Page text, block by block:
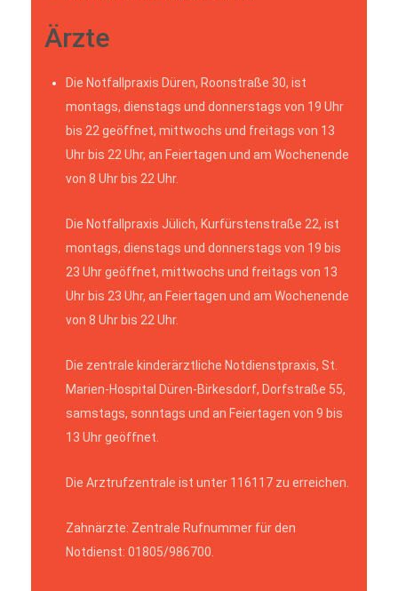
Ärzte
Die Notfallpraxis Düren, Roonstraße 30, ist
montags, dienstags und donnerstags von 19 Uhr
bis 22 geöffnet, mittwochs und freitags von 13
Uhr bis 22 Uhr, an Feiertagen und am Wochenende
von 8 Uhr bis 22 Uhr.
Die Notfallpraxis Jülich, Kurfürstenstraße 22, ist
montags, dienstags und donnerstags von 19 bis
23 Uhr geöffnet, mittwochs und freitags von 13
Uhr bis 23 Uhr, an Feiertagen und am Wochenende
von 8 Uhr bis 22 Uhr.
Die zentrale kinderärztliche Notdienstpraxis, St.
Marien-Hospital Düren-Birkesdorf, Dorfstraße 55,
samstags, sonntags und an Feiertagen von 9 bis
13 Uhr geöffnet.
Die Arztrufzentrale ist unter 116117 zu erreichen.
Zahnärzte: Zentrale Rufnummer für den
Notdienst: 01805/986700.